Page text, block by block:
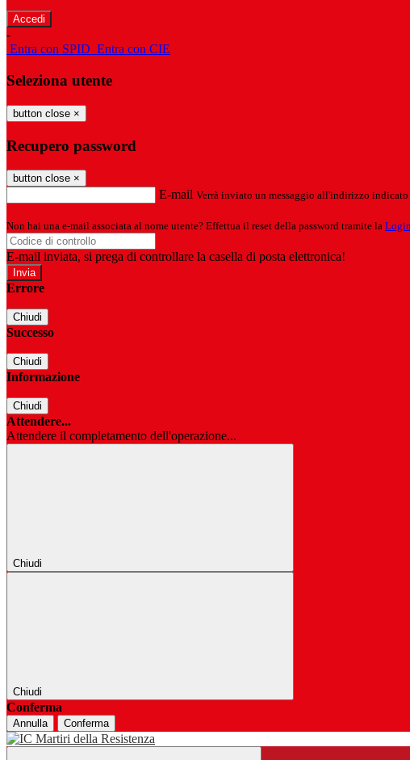
-
Entra con SPID Entra con CIE
Seleziona utente
button close ×
Recupero password
button close ×
E-mail Verrà inviato un messaggio all'indirizzo
Non hai una e-mail associata al nome utente? Effettua il reset della password tramite la
E-mail inviata, si prega di controllare la casella di posta elettronica!
Errore
Chiudi
Successo
Chiudi
Informazione
Chiudi
Attendere...
Attendere il completamento dell'operazione...
Chiudi
Chiudi
Conferma
Annulla Conferma